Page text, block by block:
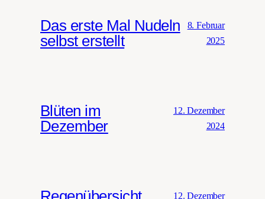
Das erste Mal Nudeln
selbst erstellt
8. Februar
2025
Blüten im
Dezember
12. Dezember
2024
12. Dezember